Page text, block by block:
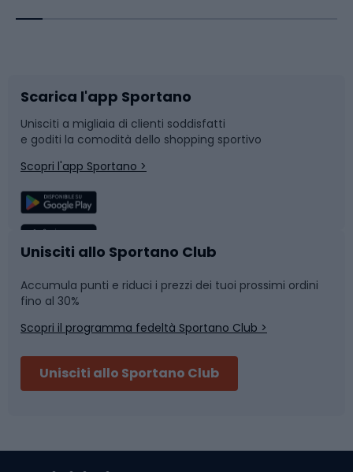
Bushcraft
Corsa
Sport di squadra
Caschi da ciclismo
Skitouring
Abbigliamento da escursionismo
Slitte e slittini
Snowboard
Camminata nordica
Nuoto
Pattinaggio
Componenti per biciclette
Scarica l'app Sportano
Unisciti a migliaia di clienti soddisfatti
e goditi la comodità dello shopping sportivo
Scopri l'app Sportano >
Unisciti allo Sportano Club
Accumula punti e riduci i prezzi dei tuoi prossimi ordini
fino al 30%
Scopri il programma fedeltà Sportano Club >
Unisciti allo Sportano Club